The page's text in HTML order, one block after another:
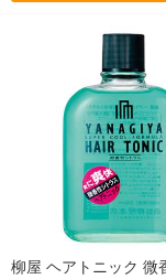
柳屋 ヘアトニック 微